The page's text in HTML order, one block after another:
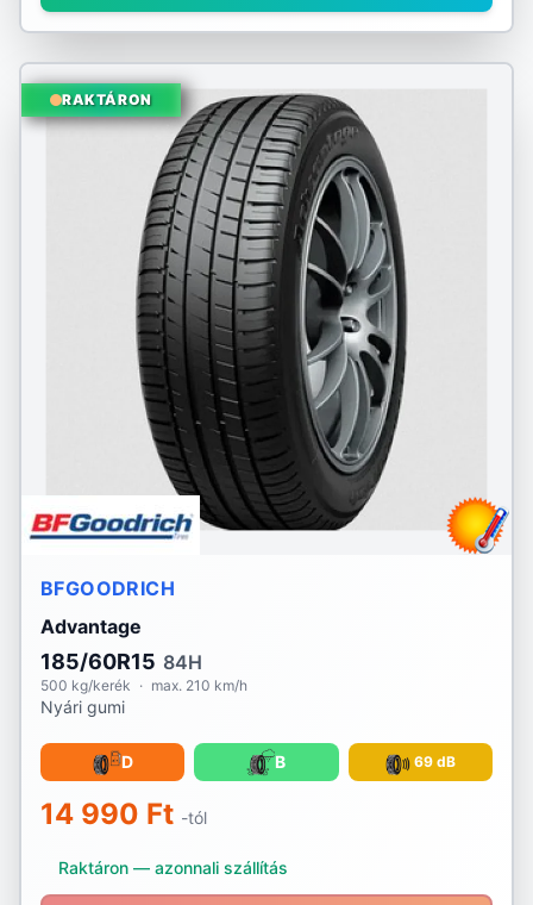
RAKTÁRON
BFGOODRICH
Advantage
185/60R15 84H
500 kg/kerék · max. 210 km/h
Nyári gumi
D B 69 dB
14 990 Ft -tól
Raktáron — azonnali szállítás